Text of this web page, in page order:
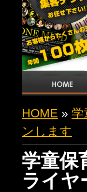
HOME » 学
ンします
学童保
ライヤ